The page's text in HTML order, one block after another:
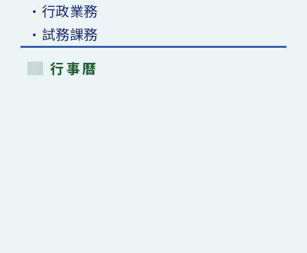
•行政業務
•試務課務
行事曆